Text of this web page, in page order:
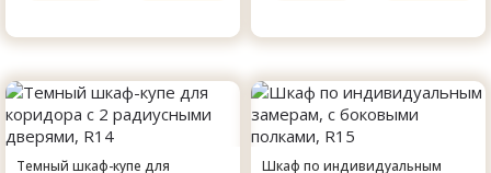
Темный шкаф-купе для
Шкаф по индивидуальным